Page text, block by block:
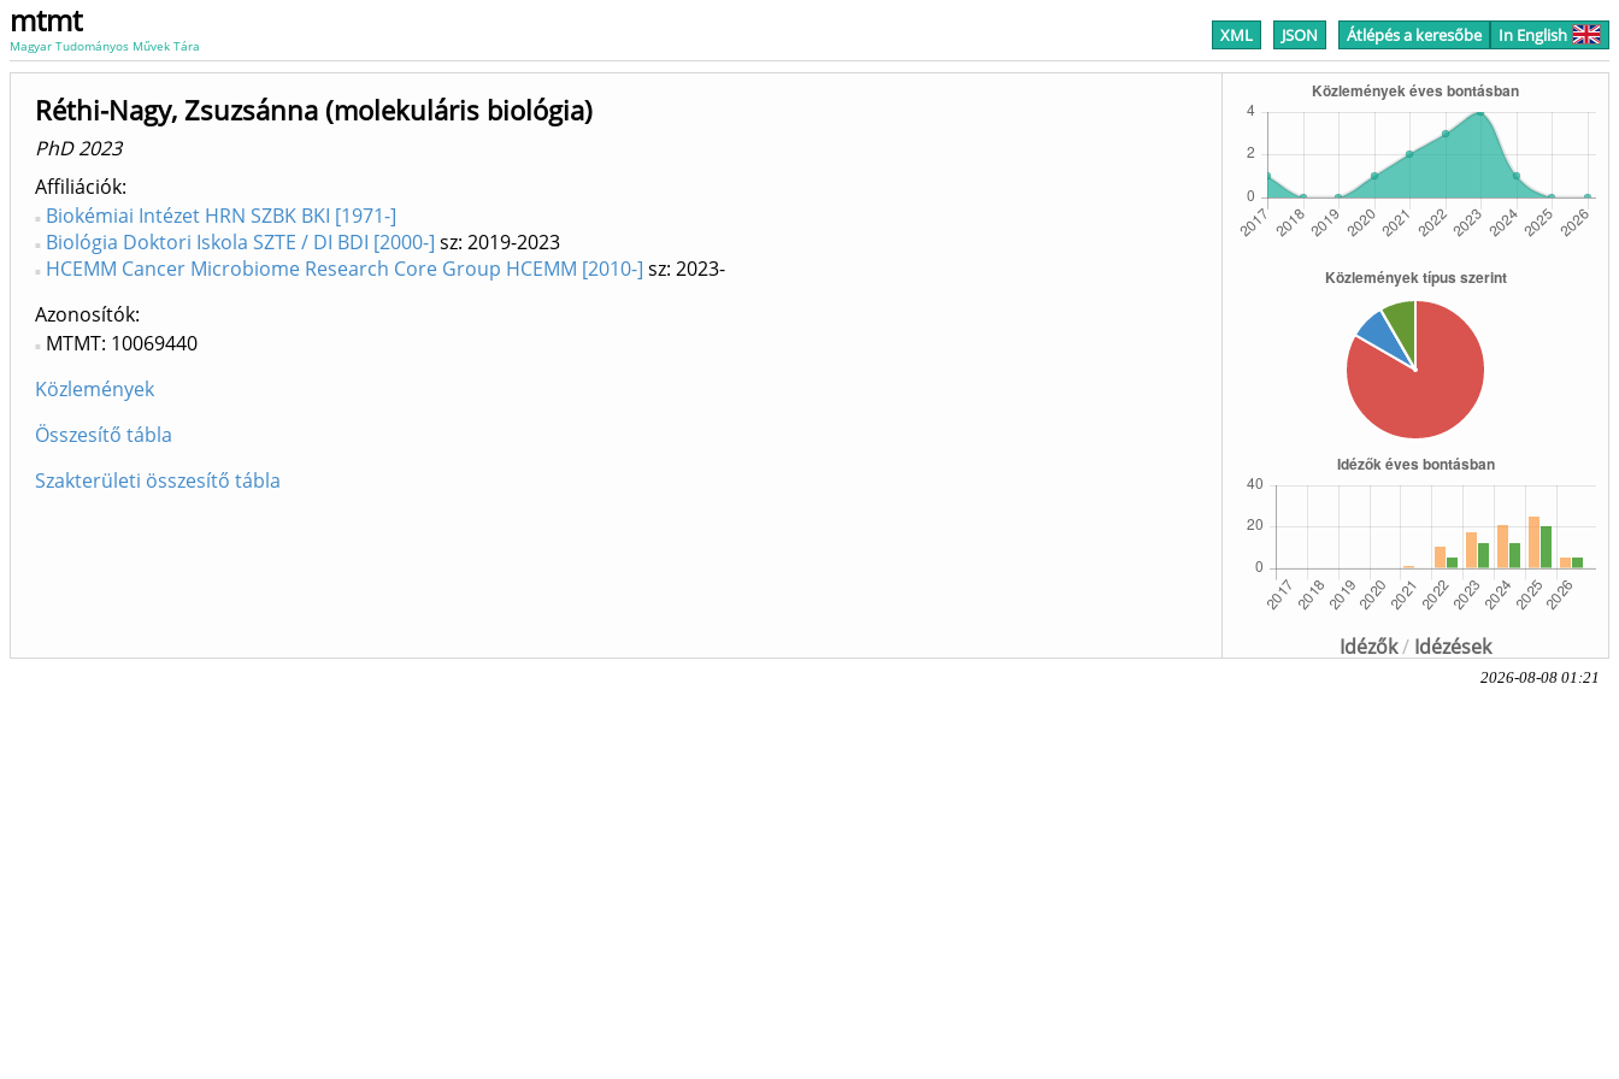
mtmt
Magyar Tudományos Művek Tára XML JSON Átlépés a keresőbe In English
Idézők/ Idézések
Réthi-Nagy, Zsuzsánna (molekuláris biológia)
PhD 2023
Affiliációk
Biokémiai Intézet HRN SZBK BKI [1971-]
Biológia Doktori Iskola SZTE / DI BDI [2000-] sz: 2019-2023
HCEMM Cancer Microbiome Research Core Group HCEMM [2010-] sz: 2023-
Azonosítók
MTMT: 10069440
Közlemények
Összesítő tábla
Szakterületi összesítő tábla
2026-08-08 01:21